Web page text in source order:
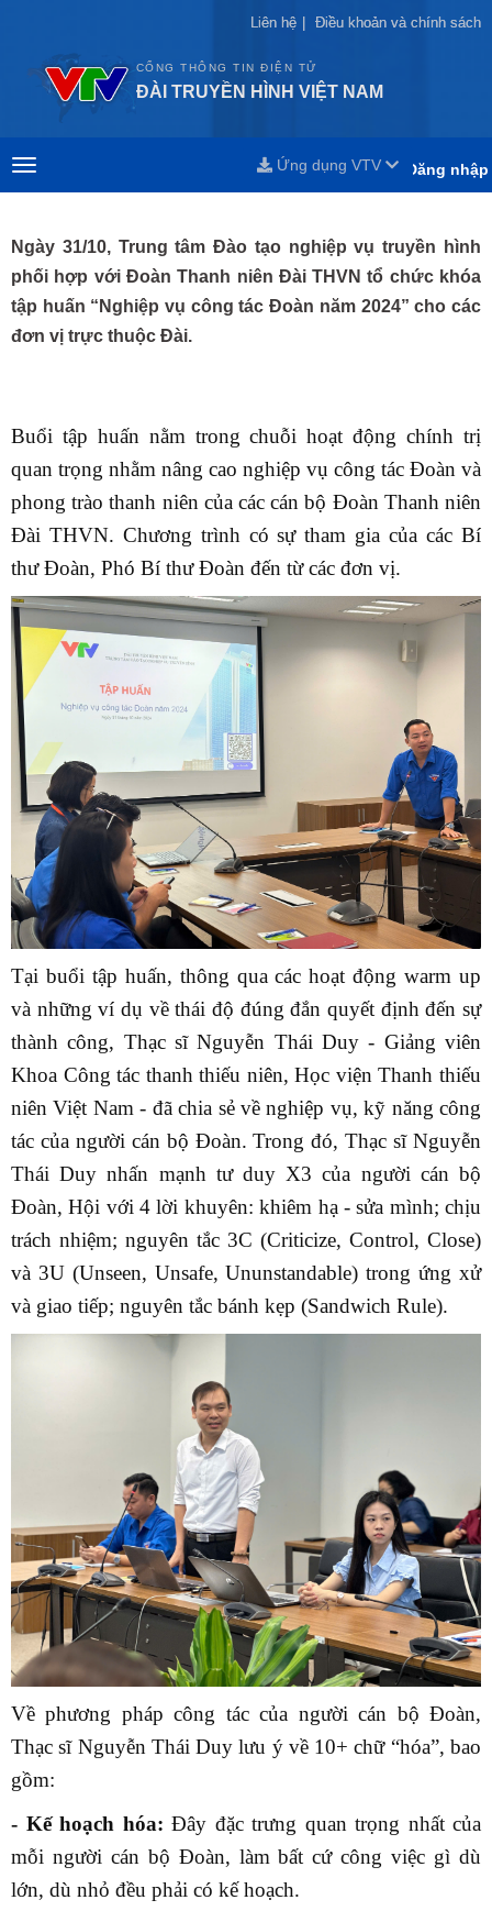
Liên hệ Điều khoản và chính sách
Liên hệ Điều khoản và chính sách
CỔNG THÔNG TIN ĐIỆN TỬ
ĐÀI TRUYỀN HÌNH VIỆT NAM
Đăng nhập
Ứng dụng VTV
Ngày 31/10, Trung tâm Đào tạo nghiệp vụ truyền hình
phối hợp với Đoàn Thanh niên Đài THVN tổ chức khóa
tập huấn “Nghiệp vụ công tác Đoàn năm 2024” cho các
đơn vị trực thuộc Đài.
Buổi tập huấn nằm trong chuỗi hoạt động chính trị
quan trọng nhằm nâng cao nghiệp vụ công tác Đoàn và
phong trào thanh niên của các cán bộ Đoàn Thanh niên
Đài THVN. Chương trình có sự tham gia của các Bí
thư Đoàn, Phó Bí thư Đoàn đến từ các đơn vị.
Tại buổi tập huấn, thông qua các hoạt động warm up
và những ví dụ về thái độ đúng đắn quyết định đến sự
thành công, Thạc sĩ Nguyễn Thái Duy - Giảng viên
Khoa Công tác thanh thiếu niên, Học viện Thanh thiếu
niên Việt Nam - đã chia sẻ về nghiệp vụ, kỹ năng công
tác của người cán bộ Đoàn. Trong đó, Thạc sĩ Nguyễn
Thái Duy nhấn mạnh tư duy X3 của người cán bộ
Đoàn, Hội với 4 lời khuyên: khiêm hạ - sửa mình; chịu
trách nhiệm; nguyên tắc 3C (Criticize, Control, Close)
và 3U (Unseen, Unsafe, Ununstandable) trong ứng xử
và giao tiếp; nguyên tắc bánh kẹp (Sandwich Rule).
Về phương pháp công tác của người cán bộ Đoàn,
Thạc sĩ Nguyễn Thái Duy lưu ý về 10+ chữ “hóa”, bao
gồm:
- Kế hoạch hóa: Đây đặc trưng quan trọng nhất của
mỗi người cán bộ Đoàn, làm bất cứ công việc gì dù
lớn, dù nhỏ đều phải có kế hoạch.